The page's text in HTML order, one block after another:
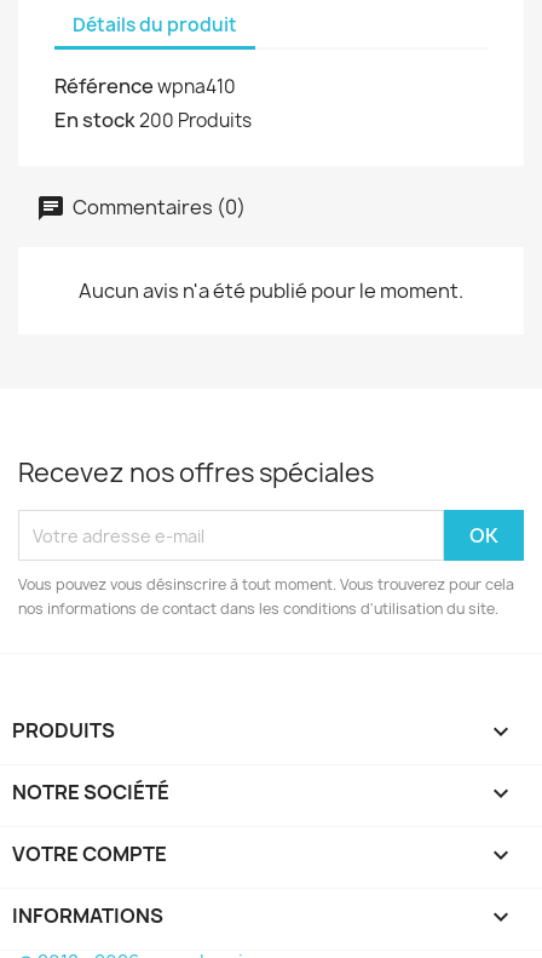
Détails du produit
Référencewpna410
En stock200 Produits
Commentaires (0)
Aucun avis n'a été publié pour le moment.
Recevez nos offres spéciales
Vous pouvez vous désinscrire à tout moment. Vous trouverez pour cela
nos informations de contact dans les conditions d'utilisation du site.
PRODUITS 
NOTRE SOCIÉTÉ 
VOTRE COMPTE 
INFORMATIONS keyboard_arrow_down